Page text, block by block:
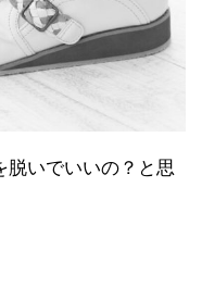
脱いでいいの？と思